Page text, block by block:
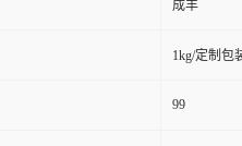
成丰
1kg/定制包
99